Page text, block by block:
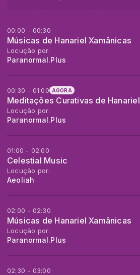
00:00 - 00:30
Músicas de Hanariel Xamânicas
Locução por:
Paranormal.Plus
00:30 - 01:00 AGORA
Meditações Curativas de Hanariel
Locução por:
Paranormal.Plus
01:00 - 02:00
Celestial Music
Locução por:
Aeoliah
02:00 - 02:30
Músicas de Hanariel Xamânicas
Locução por:
Paranormal.Plus
02:30 - 03:00